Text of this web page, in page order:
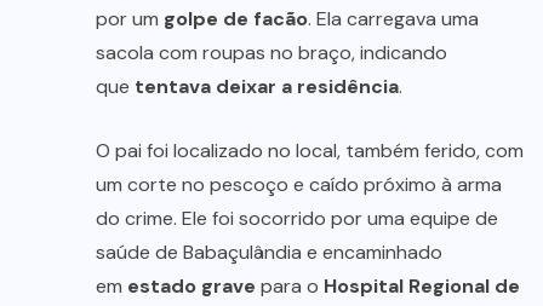
por um golpe de facão. Ela carregava uma
sacola com roupas no braço, indicando
que tentava deixar a residência.
O pai foi localizado no local, também ferido, com
um corte no pescoço e caído próximo à arma
do crime. Ele foi socorrido por uma equipe de
saúde de Babaçulândia e encaminhado
em estado grave para o Hospital Regional de